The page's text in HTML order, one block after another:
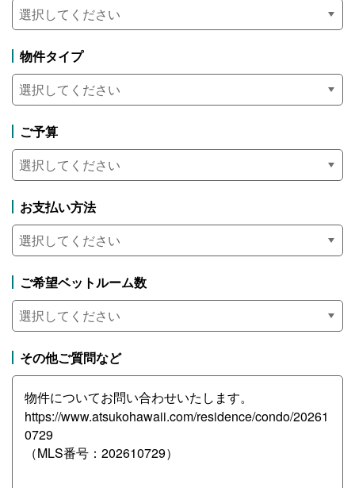
物件タイプ
ご予算
お支払い方法
ご希望ベットルーム数
その他ご質問など